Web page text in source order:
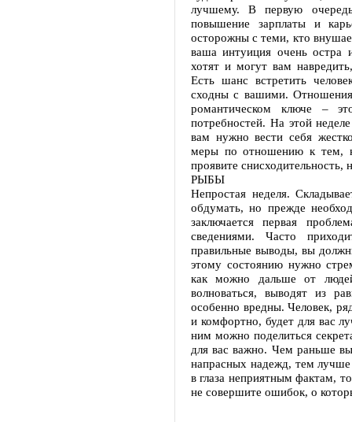
лучшему. В первую
повышение зарплаты и
осторожны с теми, кто
ваша интуиция очень остра
хотят и могут вам
Есть шанс встретить
сходны с вашими. Отношения
романтическом ключе –
потребностей. На этой
вам нужно вести себя
меры по отношению к тем,
проявите снисходительность,
РЫБЫ
Непростая неделя.
обдумать, но прежде
заключается первая
сведениями. Часто
правильные выводы, вы
этому состоянию нужно
как можно дальше от
волноваться, выводят из
особенно вредны. Человек,
и комфортно, будет для вас
ним можно поделиться
для вас важно. Чем раньше
напрасных надежд, тем лучше
в глаза неприятным фактам,
не совершите ошибок, о